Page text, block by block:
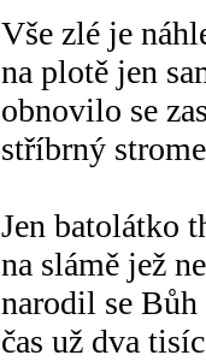
Vše zlé je
na plotě jen
obnovilo se
stříbrný
Jen batolátko
na slámě jež
narodil se
čas už dva